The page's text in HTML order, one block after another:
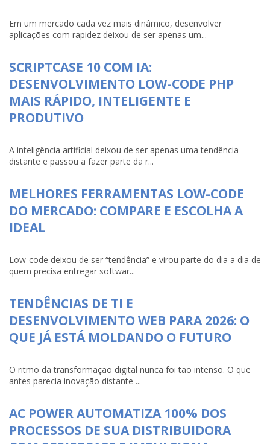
Em um mercado cada vez mais dinâmico, desenvolver
aplicações com rapidez deixou de ser apenas um...
SCRIPTCASE 10 COM IA:
DESENVOLVIMENTO LOW-CODE PHP
MAIS RÁPIDO, INTELIGENTE E
PRODUTIVO
A inteligência artificial deixou de ser apenas uma tendência
distante e passou a fazer parte da r...
MELHORES FERRAMENTAS LOW-CODE
DO MERCADO: COMPARE E ESCOLHA A
IDEAL
Low-code deixou de ser “tendência” e virou parte do dia a dia de
quem precisa entregar softwar...
TENDÊNCIAS DE TI E
DESENVOLVIMENTO WEB PARA 2026: O
QUE JÁ ESTÁ MOLDANDO O FUTURO
O ritmo da transformação digital nunca foi tão intenso. O que
antes parecia inovação distante ...
AC POWER AUTOMATIZA 100% DOS
PROCESSOS DE SUA DISTRIBUIDORA